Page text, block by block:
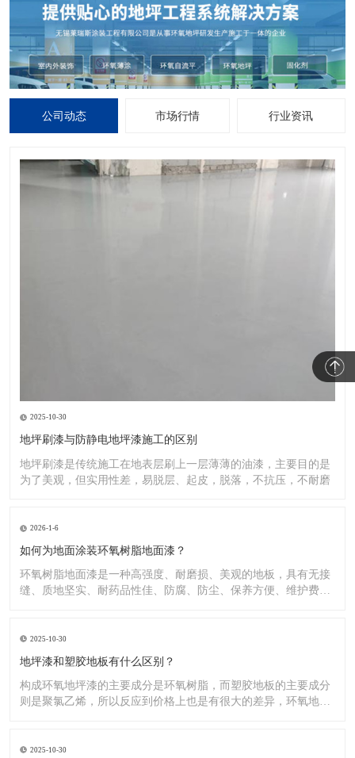
公司动态 市场行情 行业资讯
2025-10-30
地坪刷漆与防静电地坪漆施工的区别
地坪刷漆是传统施工在地表层刷上一层薄薄的油漆，主要目的是
为了美观，但实用性差，易脱层、起皮，脱落，不抗压，不耐磨
2026-1-6
如何为地面涂装环氧树脂地面漆？
环氧树脂地面漆是一种高强度、耐磨损、美观的地板，具有无接
缝、质地坚实、耐药品性佳、防腐、防尘、保养方便、维护费用
2025-10-30
地坪漆和塑胶地板有什么区别？
构成环氧地坪漆的主要成分是环氧树脂，而塑胶地板的主要成分
则是聚氯乙烯，所以反应到价格上也是有很大的差异，环氧地坪
2025-10-30